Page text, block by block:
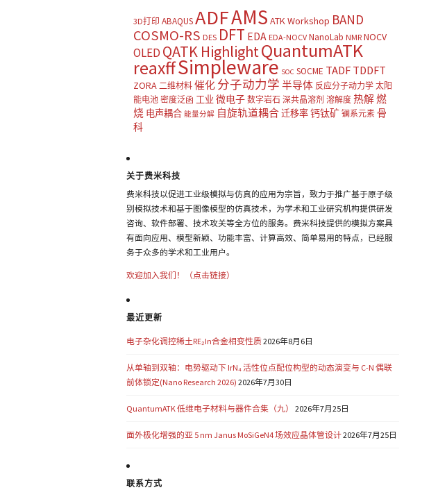
3D打印 ABAQUS ADFAMS ATK Workshop BAND
COSMO-RS DES DFT EDA EDA-NOCV NanoLab NMR NOCV
OLED QATK HighlightQuantumATK
reaxffSimpleware SOC SOCME TADF TDDFT
ZORA 二维材料 催化 分子动力学 半导体 反应分子动力学 太阳
能电池 密度泛函 工业 微电子 数字岩石 深共晶溶剂 溶解度 热解燃
烧 电声耦合 能量分解 自旋轨道耦合 迁移率 钙钛矿 镧系元素 骨
科
关于费米科技
费米科技以促进工业级模拟与仿真的应用为宗旨，致力于推广基于原子级
别模拟技术和基于图像模型的仿真技术，为学术和工业研究机构提供研发
咨询、软件部署、技术攻关等全方位的服务。费米科技提供的模拟方案具
有面向应用、模型新颖、功能丰富、计算高效、简单易用的特点，已经服
务于众多的学术和工业用户。
欢迎加入我们！（点击链接）
最近更新
电子杂化调控稀土RE₂In合金相变性质2026年8月6日
从单轴到双轴：电势驱动下 IrN₄ 活性位点配位构型的动态演变与 C-N 偶联
前体锁定(Nano Research 2026) 2026年7月30日
QuantumATK 低维电子材料与器件合集（九） 2026年7月25日
面外极化增强的亚 5 nm Janus MoSiGeN4 场效应晶体管设计2026年7月25日
联系方式